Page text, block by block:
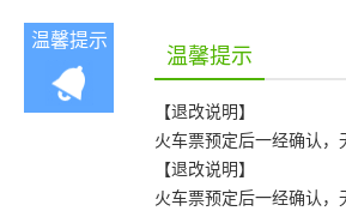
温馨提示
温馨提示
【退改说明】
火车票预定后一经确认
【退改说明】
火车票预定后一经确认